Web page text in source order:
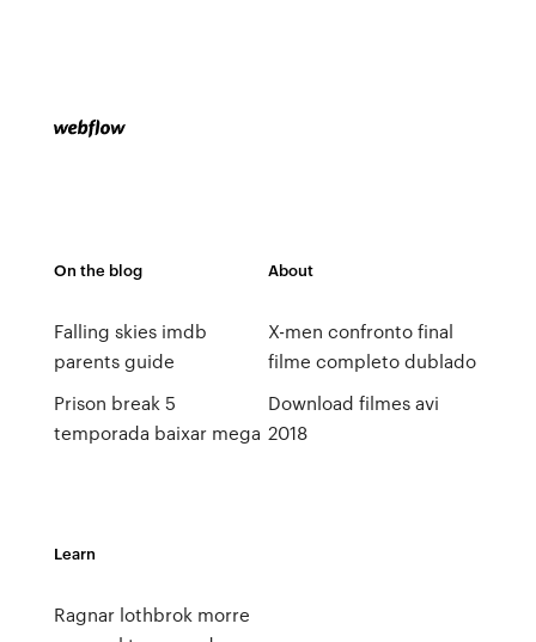
On the blog
Falling skies imdb
parents guide
Prison break 5
temporada baixar mega
About
X-men confronto final
filme completo dublado
Download filmes avi
2018
Learn
Ragnar lothbrok morre